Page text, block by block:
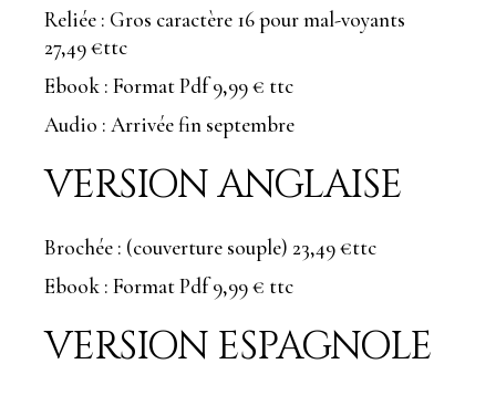
Reliée : Gros caractère 16 pour mal-voyants
27,49 €ttc
Ebook : Format Pdf 9,99 € ttc
Audio : Arrivée fin septembre
VERSION ANGLAISE
Brochée : (couverture souple) 23,49 €ttc
Ebook : Format Pdf 9,99 € ttc
VERSION ESPAGNOLE